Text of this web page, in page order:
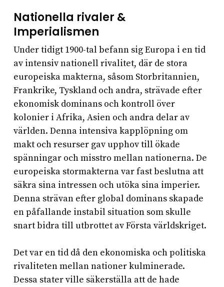
Nationella rivaler &
Imperialismen
Under tidigt 1900-tal befann sig Europa i en tid
av intensiv nationell rivalitet, där de stora
europeiska makterna, såsom Storbritannien,
Frankrike, Tyskland och andra, strävade efter
ekonomisk dominans och kontroll över
kolonier i Afrika, Asien och andra delar av
världen. Denna intensiva kapplöpning om
makt och resurser gav upphov till ökade
spänningar och misstro mellan nationerna. De
europeiska stormakterna var fast beslutna att
säkra sina intressen och utöka sina imperier.
Denna strävan efter global dominans skapade
en påfallande instabil situation som skulle
snart bidra till utbrottet av Första världskriget.
Det var en tid då den ekonomiska och politiska
rivaliteten mellan nationer kulminerade.
Dessa stater ville säkerställa att de hade